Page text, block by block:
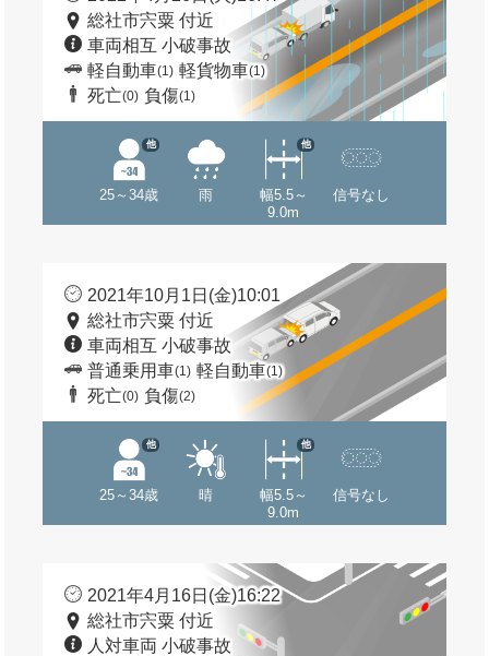
総社市宍粟 付近
車両相互 小破事故
軽自動車(1) 軽貨物車(1)
死亡(0) 負傷(1)
25～34歳
他
雨
幅5.5～
9.0m
他
信号なし
2021年10月1日(金)10:01
総社市宍粟 付近
車両相互 小破事故
普通乗用車(1) 軽自動車(1)
死亡(0) 負傷(2)
25～34歳
他
晴
幅5.5～
9.0m
他
信号なし
2021年4月16日(金)16:22
総社市宍粟 付近
人対車両 小破事故